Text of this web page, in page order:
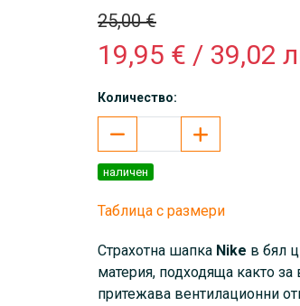
25,00 €
19,95 € / 39,02
Количество:
наличен
Таблица с размери
Страхотна шапка Nike в бял
материя, подходяща както за
притежава вентилационни